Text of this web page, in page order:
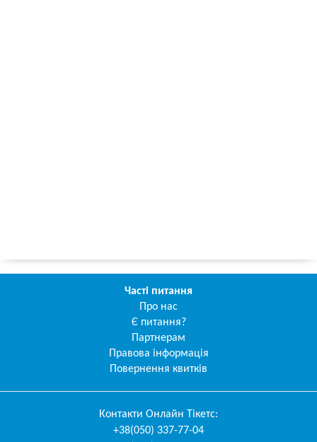
Часті питання
Про нас
Є питання?
Партнерам
Правова інформація
Повернення квитків
Контакти Онлайн Тікетс:
+38(050) 337-77-04